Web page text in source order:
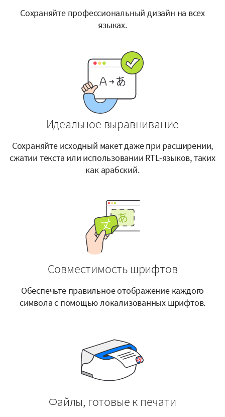
Сохраняйте профессиональный дизайн на всех
языках.
Идеальное выравнивание
Сохраняйте исходный макет даже при расширении,
сжатии текста или использовании RTL-языков, таких
как арабский.
Совместимость шрифтов
Обеспечьте правильное отображение каждого
символа с помощью локализованных шрифтов.
Файлы, готовые к печати